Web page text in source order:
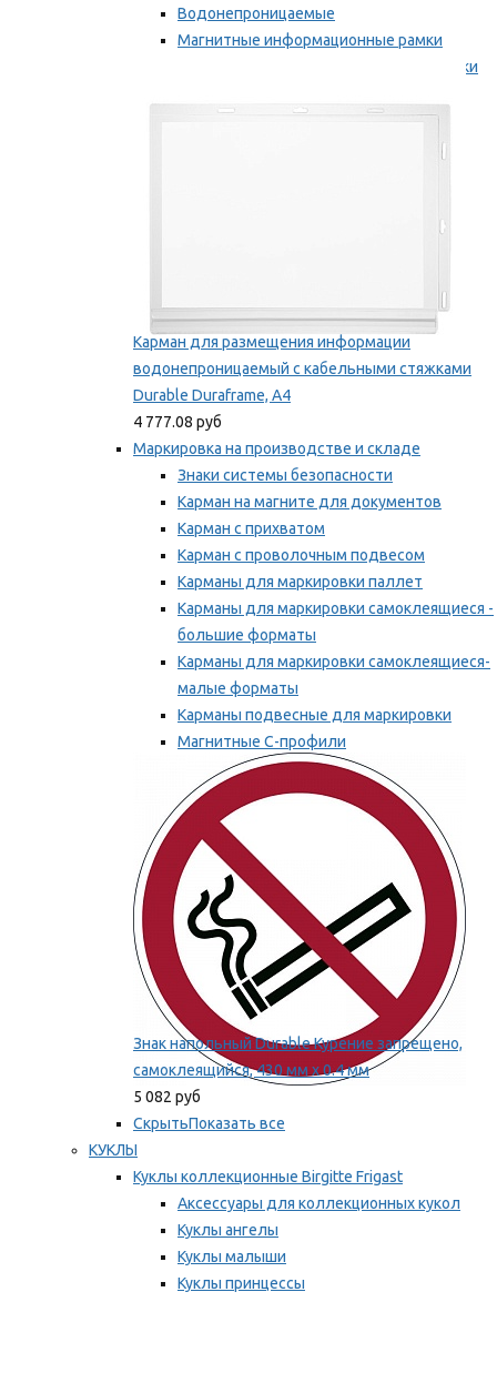
Водонепроницаемые
Магнитные информационные рамки
Самоклеящиеся информационные рамки
Карман для размещения информации
водонепроницаемый с кабельными стяжками
Durable Duraframe, А4
4 777.08 руб
Маркировка на производстве и складе
Знаки системы безопасности
Карман на магните для документов
Карман с прихватом
Карман с проволочным подвесом
Карманы для маркировки паллет
Карманы для маркировки самоклеящиеся -
большие форматы
Карманы для маркировки самоклеящиеся-
малые форматы
Карманы подвесные для маркировки
Магнитные С-профили
Напольная маркировка
Мы рекомендуем
Знак напольный Durable Курение запрещено,
самоклеящийся, 430 мм х 0.4 мм
5 082 руб
СкрытьПоказать все
КУКЛЫ
Куклы коллекционные Birgitte Frigast
Аксессуары для коллекционных кукол
Куклы ангелы
Куклы малыши
Куклы принцессы